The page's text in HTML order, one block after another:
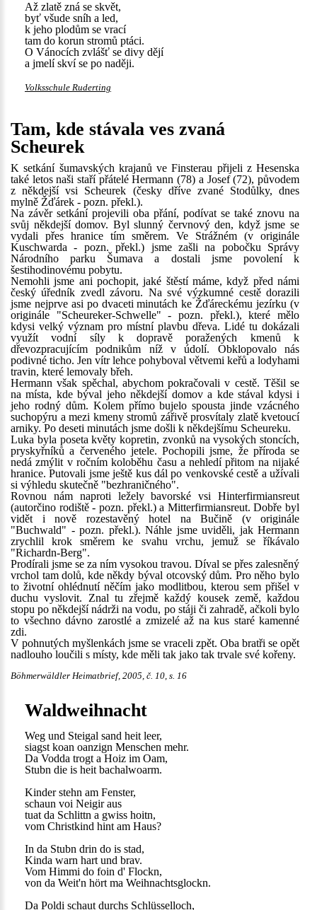
Až zlatě zná se skvět,
byť všude sníh a led,
k jeho plodům se vrací
tam do korun stromů ptáci.
O Vánocích zvlášť se divy dějí
a jmelí skví se po naději.
Volksschule Ruderting
Tam, kde stávala ves zvaná
Scheurek
K setkání šumavských krajanů ve Finsterau přijeli z Hesenska
také letos naši staří přátelé Hermann (78) a Josef (72), původem
z někdejší vsi Scheurek (česky dříve zvané Stodůlky, dnes
mylně Žďárek - pozn. překl.).
Na závěr setkání projevili oba přání, podívat se také znovu na
svůj někdejší domov. Byl slunný červnový den, když jsme se
vydali přes hranice tím směrem. Ve Strážném (v originále
Kuschwarda - pozn. překl.) jsme zašli na pobočku Správy
Národního parku Šumava a dostali jsme povolení k
šestihodinovému pobytu.
Nemohli jsme ani pochopit, jaké štěstí máme, když před námi
český úředník zvedl závoru. Na své výzkumné cestě dorazili
jsme nejprve asi po dvaceti minutách ke Žďáreckému jezírku (v
originále "Scheureker-Schwelle" - pozn. překl.), které mělo
kdysi velký význam pro místní plavbu dřeva. Lidé tu dokázali
využít vodní síly k dopravě poražených kmenů k
dřevozpracujícím podnikům níž v údolí. Obklopovalo nás
podivné ticho. Jen vítr lehce pohyboval větvemi keřů a lodyhami
travin, které lemovaly břeh.
Hermann však spěchal, abychom pokračovali v cestě. Těšil se
na místa, kde býval jeho někdejší domov a kde stával kdysi i
jeho rodný dům. Kolem přímo bujelo spousta jinde vzácného
suchopýru a mezi kmeny stromů zářivě prosvítaly zlatě kvetoucí
arniky. Po deseti minutách jsme došli k někdejšímu Scheureku.
Luka byla poseta květy kopretin, zvonků na vysokých stoncích,
pryskyřníků a červeného jetele. Pochopili jsme, že příroda se
nedá zmýlit v ročním koloběhu času a nehledí přitom na nijaké
hranice. Putovali jsme ještě kus dál po venkovské cestě a užívali
si výhledu skutečně "bezhraničného".
Rovnou nám naproti ležely bavorské vsi Hinterfirmiansreut
(autorčino rodiště - pozn. překl.) a Mitterfirmiansreut. Dobře byl
vidět i nově rozestavěný hotel na Bučině (v originále
"Buchwald" - pozn. překl.). Náhle jsme uviděli, jak Hermann
zrychlil krok směrem ke svahu vrchu, jemuž se říkávalo
"Richardn-Berg".
Prodírali jsme se za ním vysokou travou. Díval se přes zalesněný
vrchol tam dolů, kde někdy býval otcovský dům. Pro něho bylo
to životní ohlédnutí něčím jako modlitbou, kterou sem přišel v
duchu vyslovit. Znal tu zřejmě každý kousek země, každou
stopu po někdejší nádrži na vodu, po stáji či zahradě, ačkoli bylo
to všechno dávno zarostlé a zmizelé až na kus staré kamenné
zdi.
V pohnutých myšlenkách jsme se vraceli zpět. Oba bratři se opět
nadlouho loučili s místy, kde měli tak jako tak trvale své kořeny.
Böhmerwäldler Heimatbrief, 2005, č. 10, s. 16
Waldweihnacht
Weg und Steigal sand heit leer,
siagst koan oanzign Menschen mehr.
Da Vodda trogt a Hoiz im Oam,
Stubn die is heit bachalwoarm.
Kinder stehn am Fenster,
schaun voi Neigir aus
tuat da Schlittn a gwiss hoitn,
vom Christkind hint am Haus?
In da Stubn drin do is stad,
Kinda warn hart und brav.
Vom Himmi do foin d' Flockn,
von da Weit'n hört ma Weihnachtsglockn.
Da Poldi schaut durchs Schlüsselloch,